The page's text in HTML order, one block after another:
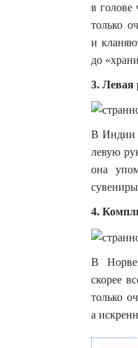
в голове
только
и
до
3. Левая
В Индии
левую
она
4.
В
скорее
только
а